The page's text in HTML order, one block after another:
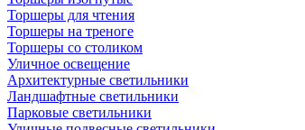
Торшеры для чтения
Торшеры на треноге
Торшеры со столиком
Уличное освещение
Архитектурные светильники
Ландшафтные светильники
Парковые светильники